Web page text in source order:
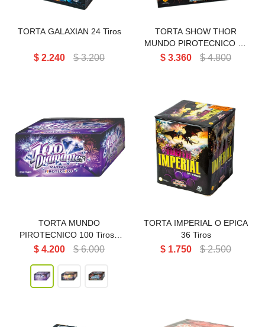
TORTA GALAXIAN 24 Tiros
$ 2.240 $ 3.200
TORTA SHOW THOR
MUNDO PIROTECNICO 45
Tiros
$ 3.360 $ 4.800
TORTA MUNDO
PIROTECNICO 100 Tiros
TORTA MUNDO
PIROTECNICO 100 Tiros -
100 DIAMANTES
$ 4.200 $ 6.000
TORTA IMPERIAL O EPICA
MUNDO PIROTECNICO 36
Tiros
TORTA IMPERIAL O EPICA
36 Tiros
$ 1.750 $ 2.500